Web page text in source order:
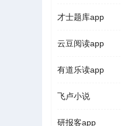
才士题库app
云豆阅读app
有道乐读app
飞卢小说
研报客app